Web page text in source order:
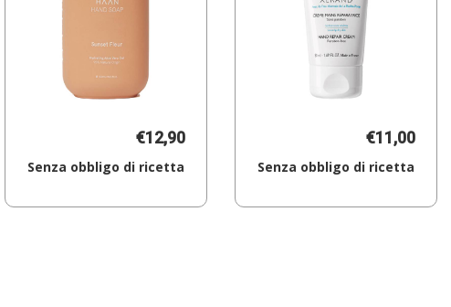
€12,90
Senza obbligo di ricetta
SOAP
€11,00
Senza obbligo di ricetta
MANI